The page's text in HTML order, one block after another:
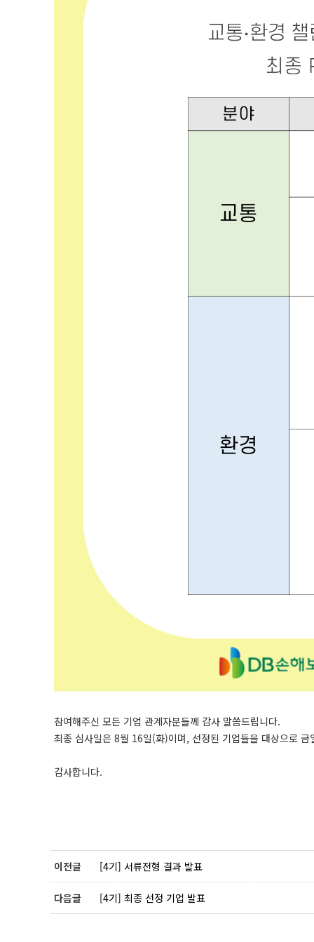
참여해주신 모든 기업 관계자분들께 감사 말씀드립니다.
최종 심사일은 8월 16일(화)이며, 선정된 기업들을 대상으로
감사합니다.
이전글 [4기] 서류전형 결과 발표
다음글 [4기] 최종 선정 기업 발표